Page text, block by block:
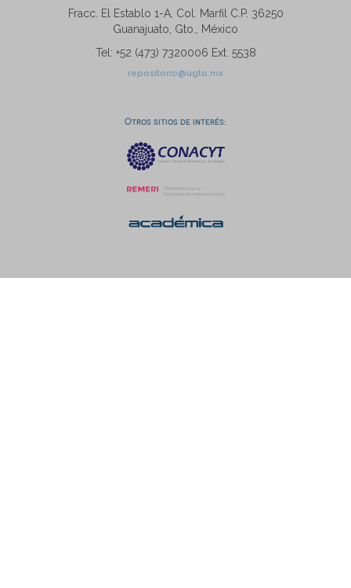
Fracc. El Establo 1-A, Col. Marfil C.P. 36250
Guanajuato, Gto., México
Tel: +52 (473) 7320006 Ext. 5538
repositorio@ugto.mx
Otros sitios de interés: